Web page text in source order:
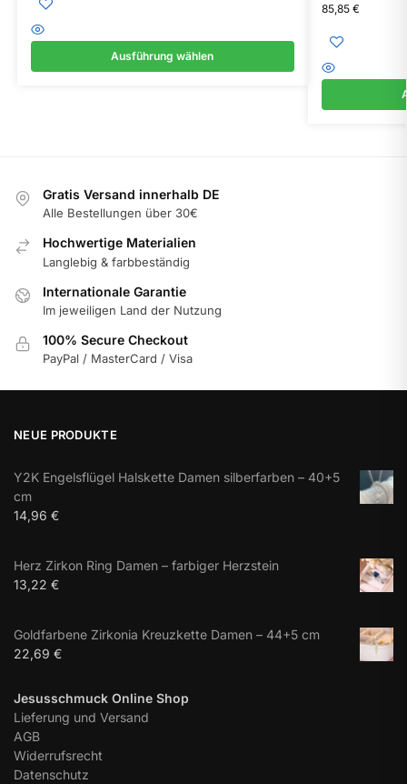
Ausführung wählen
85,85 €
Gratis Versand innerhalb DE
Alle Bestellungen über 30€
Hochwertige Materialien
Langlebig & farbbeständig
Internationale Garantie
Im jeweiligen Land der Nutzung
100% Secure Checkout
PayPal / MasterCard / Visa
NEUE PRODUKTE
Y2K Engelsflügel Halskette Damen silberfarben – 40+5
cm
14,96 €
Herz Zirkon Ring Damen – farbiger Herzstein
13,22 €
Goldfarbene Zirkonia Kreuzkette Damen – 44+5 cm
22,69 €
Jesusschmuck Online Shop
Lieferung und Versand
AGB
Widerrufsrecht
Datenschutz